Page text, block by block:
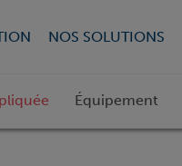
NOS SOLUTIONS
Équipement